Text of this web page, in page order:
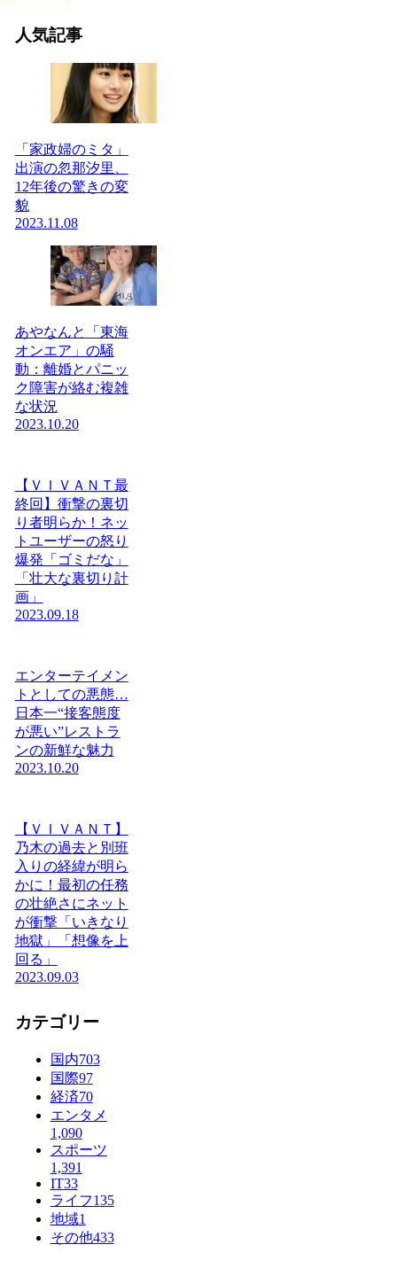
人気記事
「家政婦のミタ」
出演の忽那汐里、
12年後の驚きの変
貌
2023.11.08
あやなんと「東海
オンエア」の騒
動：離婚とパニッ
ク障害が絡む複雑
な状況
2023.10.20
【ＶＩＶＡＮＴ最
終回】衝撃の裏切
り者明らか！ネッ
トユーザーの怒り
爆発「ゴミだな」
「壮大な裏切り計
画」
2023.09.18
エンターテイメン
トとしての悪態…
日本一“接客態度
が悪い”レストラ
ンの新鮮な魅力
2023.10.20
【ＶＩＶＡＮＴ】
乃木の過去と別班
入りの経緯が明ら
かに！最初の任務
の壮絶さにネット
が衝撃「いきなり
地獄」「想像を上
回る」
2023.09.03
カテゴリー
国内703
国際97
経済70
エンタメ
1,090
スポーツ
1,391
IT33
ライフ135
地域1
その他433